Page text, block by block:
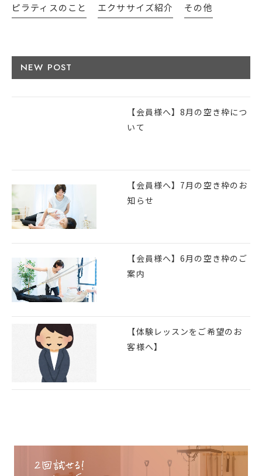
ピラティスのこと エクササイズ紹介 その他
NEW POST
【会員様へ】8月の空き枠につ
いて
【会員様へ】7月の空き枠のお
知らせ
【会員様へ】6月の空き枠のご
案内
【体験レッスンをご希望のお
客様へ】